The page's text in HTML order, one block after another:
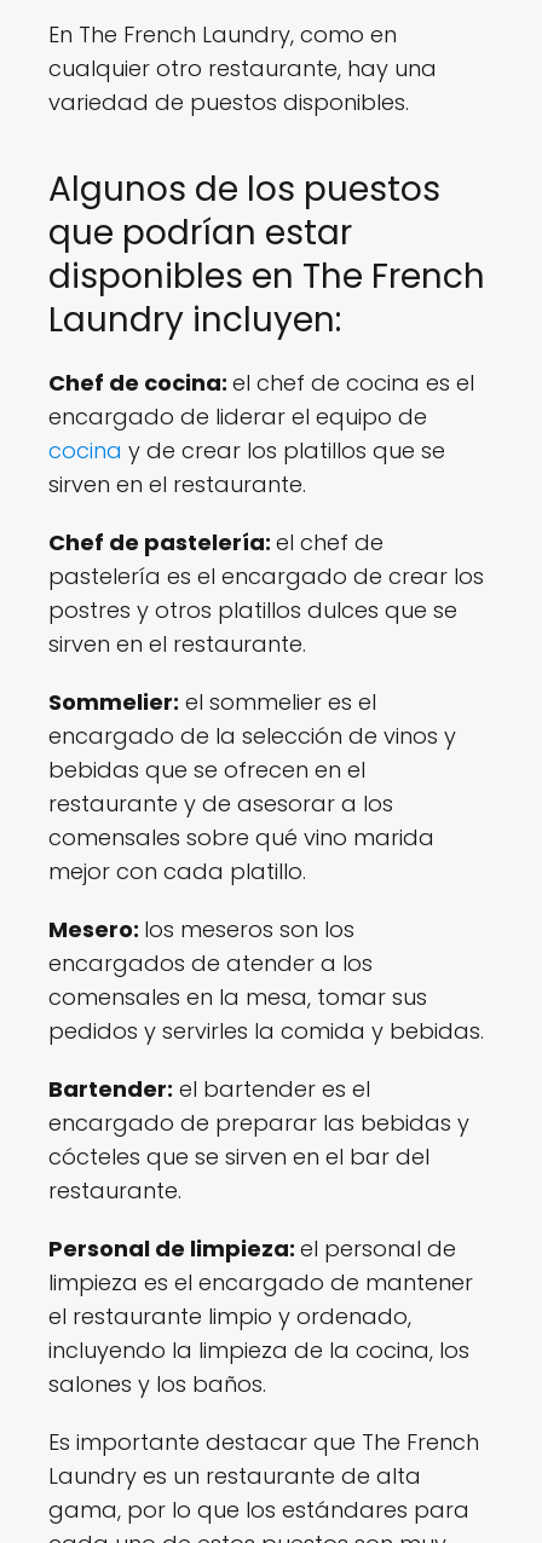
En The French Laundry, como en
cualquier otro restaurante, hay una
variedad de puestos disponibles.
Algunos de los puestos
que podrían estar
disponibles en The French
Laundry incluyen:
Chef de cocina: el chef de cocina es el
encargado de liderar el equipo de
cocina y de crear los platillos que se
sirven en el restaurante.
Chef de pastelería: el chef de
pastelería es el encargado de crear los
postres y otros platillos dulces que se
sirven en el restaurante.
Sommelier: el sommelier es el
encargado de la selección de vinos y
bebidas que se ofrecen en el
restaurante y de asesorar a los
comensales sobre qué vino marida
mejor con cada platillo.
Mesero: los meseros son los
encargados de atender a los
comensales en la mesa, tomar sus
pedidos y servirles la comida y bebidas.
Bartender: el bartender es el
encargado de preparar las bebidas y
cócteles que se sirven en el bar del
restaurante.
Personal de limpieza: el personal de
limpieza es el encargado de mantener
el restaurante limpio y ordenado,
incluyendo la limpieza de la cocina, los
salones y los baños.
Es importante destacar que The French
Laundry es un restaurante de alta
gama, por lo que los estándares para